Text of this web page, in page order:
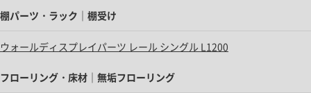
棚パーツ・ラック｜棚受け
ウォールディスプレイパーツ レール シングル L1200
フローリング・床材｜無垢フローリング